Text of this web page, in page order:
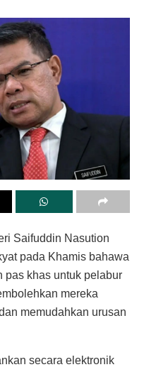
Saifuddin Nasution
pada Khamis bahawa
pas khas untuk pelabur
mereka
memudahkan urusan
secara elektronik